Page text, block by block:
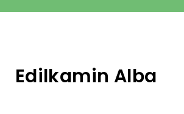
Edilkamin Alba